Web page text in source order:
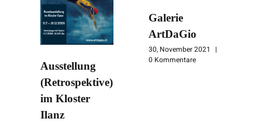
Ausstellung
(Retrospektive)
im Kloster
Ilanz
Galerie
ArtDaGio
30, November 2021
|
0 Kommentare